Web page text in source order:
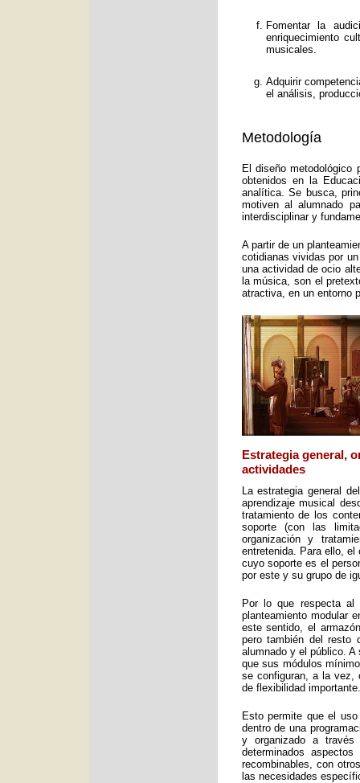
Fomentar la
enriquecimiento
musicales.
Adquirir
el análisis,
Metodología
El diseño metodológico
obtenidos en la
analítica. Se busca,
motiven al alumnado
interdisciplinar y
A partir de un
cotidianas vividas por
una actividad de ocio
la música, son el
atractiva, en un entorno
Estrategia general,
actividades
La estrategia general
aprendizaje musical
tratamiento de los
soporte (con las
organización y
entretenida. Para ello,
cuyo soporte es el
por este y su grupo de
Por lo que respecta al
planteamiento modular
este sentido, el
pero también del resto
alumnado y el público.
que sus módulos
se configuran, a la vez,
de flexibilidad importante.
Esto permite que el
dentro de una
y organizado a
determinados
recombinables, con
las necesidades